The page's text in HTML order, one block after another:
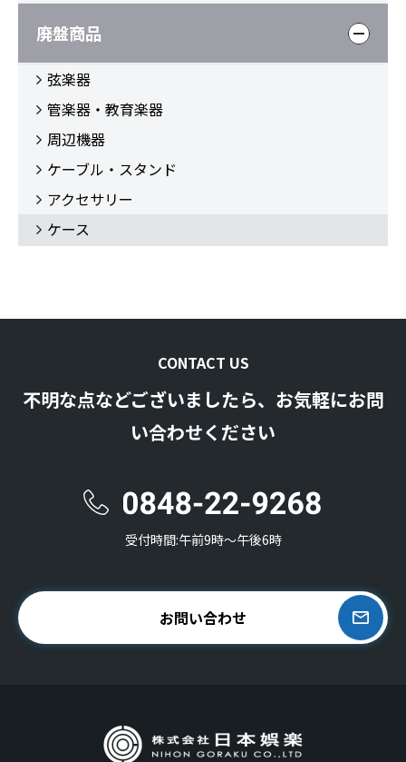
廃盤商品
弦楽器
管楽器・教育楽器
周辺機器
ケーブル・スタンド
アクセサリー
ケース
CONTACT US
不明な点などございましたら、お気軽にお問
い合わせください
受付時間:午前9時〜午後6時
お問い合わせ